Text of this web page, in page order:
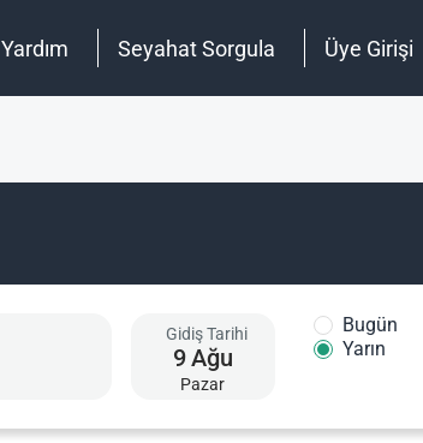
Yardım Seyahat Sorgula Üye Girişi
Gidiş Tarihi
9Ağu
Pazar
Bugün
Yarın